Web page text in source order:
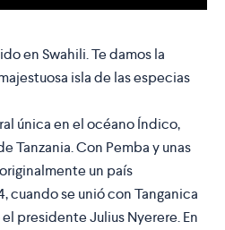
en Swahili. Te damos la
isla de las especias
única en el océano Índico,
Tanzania. Con Pemba y unas
un país
cuando se unió con Tanganica
presidente Julius Nyerere. En